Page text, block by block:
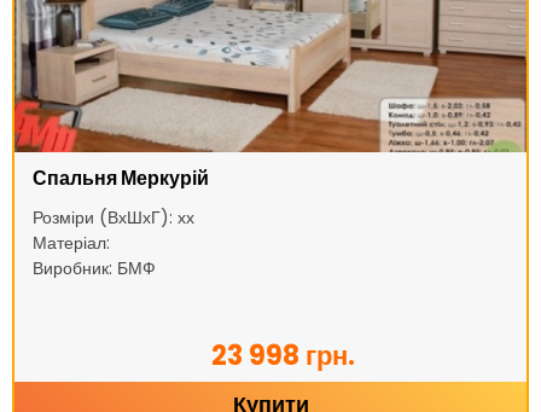
Спальня Меркурій
Розміри (ВхШхГ): хх
Матеріал:
Виробник: БМФ
23 998 грн.
Купити